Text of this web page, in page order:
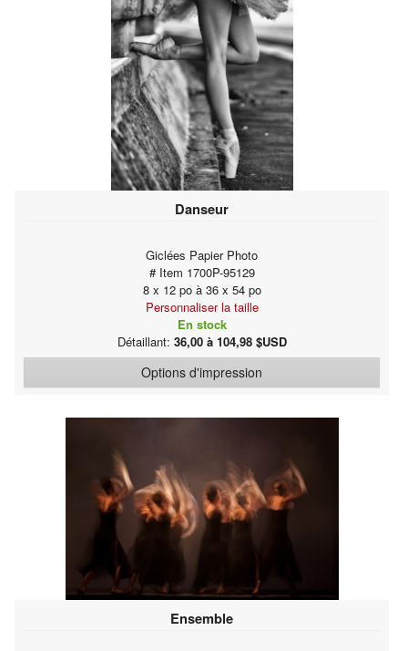
Danseur
Giclées Papier Photo
# Item 1700P-95129
8 x 12 po à 36 x 54 po
Personnaliser la taille
En stock
Détaillant: 36,00 à 104,98 $USD
Options d'impression
Ensemble